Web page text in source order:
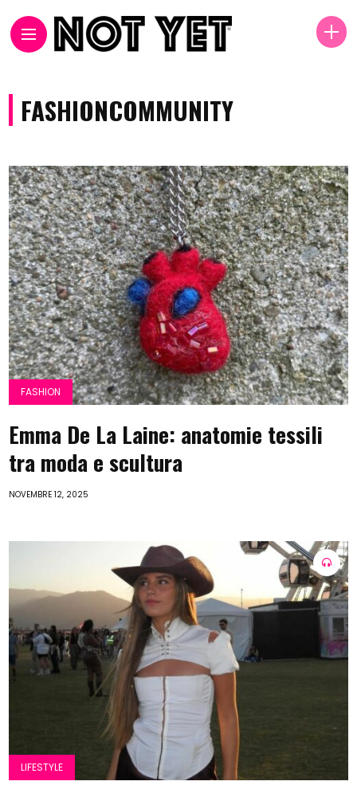
FASHIONCOMMUNITY
FASHION
Emma De La Laine: anatomie tessili
tra moda e scultura
NOVEMBRE 12, 2025
LIFESTYLE